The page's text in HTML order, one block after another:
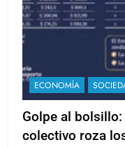
ECONOMÍA
Golpe al
colectivo roza